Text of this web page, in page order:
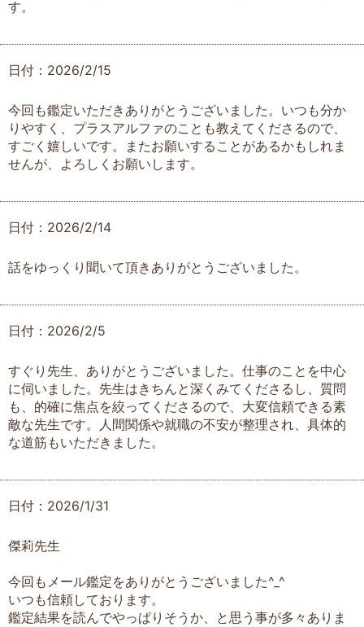
す。
日付：2026/2/15
今回も鑑定いただきありがとうございました。いつも分か
りやすく、プラスアルファのことも教えてくださるので、
すごく嬉しいです。またお願いすることがあるかもしれま
せんが、よろしくお願いします。
日付：2026/2/14
話をゆっくり聞いて頂きありがとうございました。
日付：2026/2/5
すぐり先生、ありがとうございました。仕事のことを中心
に伺いました。先生はきちんと深くみてくださるし、質問
も、的確に焦点を絞ってくださるので、大変信頼できる素
敵な先生です。人間関係や就職の不安が整理され、具体的
な道筋もいただきました。
日付：2026/1/31
傑莉先生
今回もメール鑑定をありがとうございました^_^
いつも信頼しております。
鑑定結果を読んでやっぱりそうか、と思う事が多々ありま